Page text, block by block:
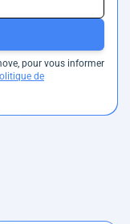
pour vous informer
de